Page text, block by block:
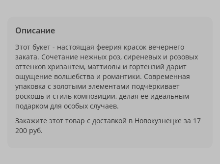
Описание
Этот букет - настоящая феерия красок вечернего
заката. Сочетание нежных роз, сиреневых и розовых
оттенков хризантем, маттиолы и гортензий дарит
ощущение волшебства и романтики. Современная
упаковка с золотыми элементами подчёркивает
роскошь и стиль композиции, делая её идеальным
подарком для особых случаев.
Закажите этот товар с доставкой в Новокузнецке за 17
200 руб.